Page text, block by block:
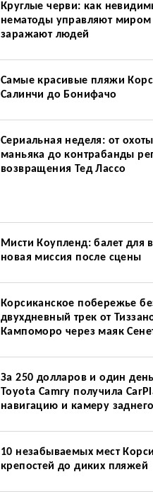
Круглые черви: как
нематоды управляют миром
заражают людей
Самые красивые пляжи
Салинчи до Бонифачо
Сериальная неделя: от
маньяка до контрабанды
возвращения Тед Лассо
Мисти Коупленд: балет для
новая миссия после сцены
Корсиканское побережье
двухдневный трек от
Кампоморо через маяк
За 250 долларов и один
Toyota Camry получила
навигацию и камеру
10 незабываемых мест
крепостей до диких пляжей